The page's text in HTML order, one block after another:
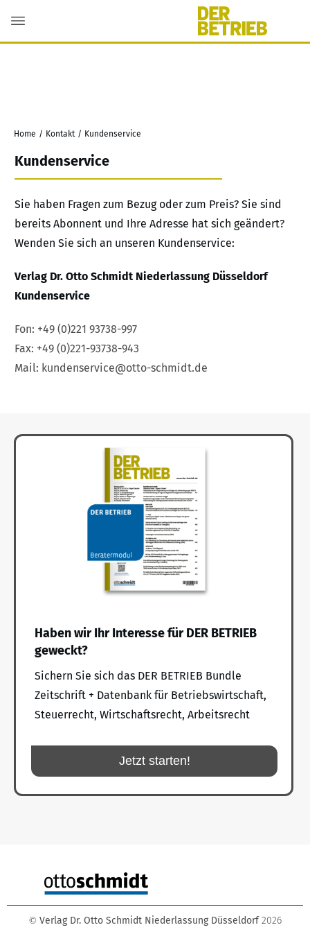
Home / Kontakt / Kundenservice
Kundenservice
Sie haben Fragen zum Bezug oder zum Preis? Sie sind
bereits Abonnent und Ihre Adresse hat sich geändert?
Wenden Sie sich an unseren Kundenservice:
Verlag Dr. Otto Schmidt Niederlassung Düsseldorf
Kundenservice
Fon: +49 (0)221 93738-997
Fax: +49 (0)221-93738-943
Mail: kundenservice@otto-schmidt.de
Haben wir Ihr Interesse für DER BETRIEB
geweckt?
Sichern Sie sich das DER BETRIEB Bundle
Zeitschrift + Datenbank für Betriebswirtschaft,
Steuerrecht, Wirtschaftsrecht, Arbeitsrecht
Jetzt starten!
© Verlag Dr. Otto Schmidt Niederlassung Düsseldorf 2026